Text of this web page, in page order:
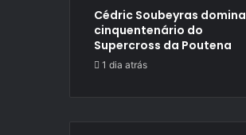
Cédric Soubeyras domina
cinquentenário do
Supercross da Poutena
1 dia atrás